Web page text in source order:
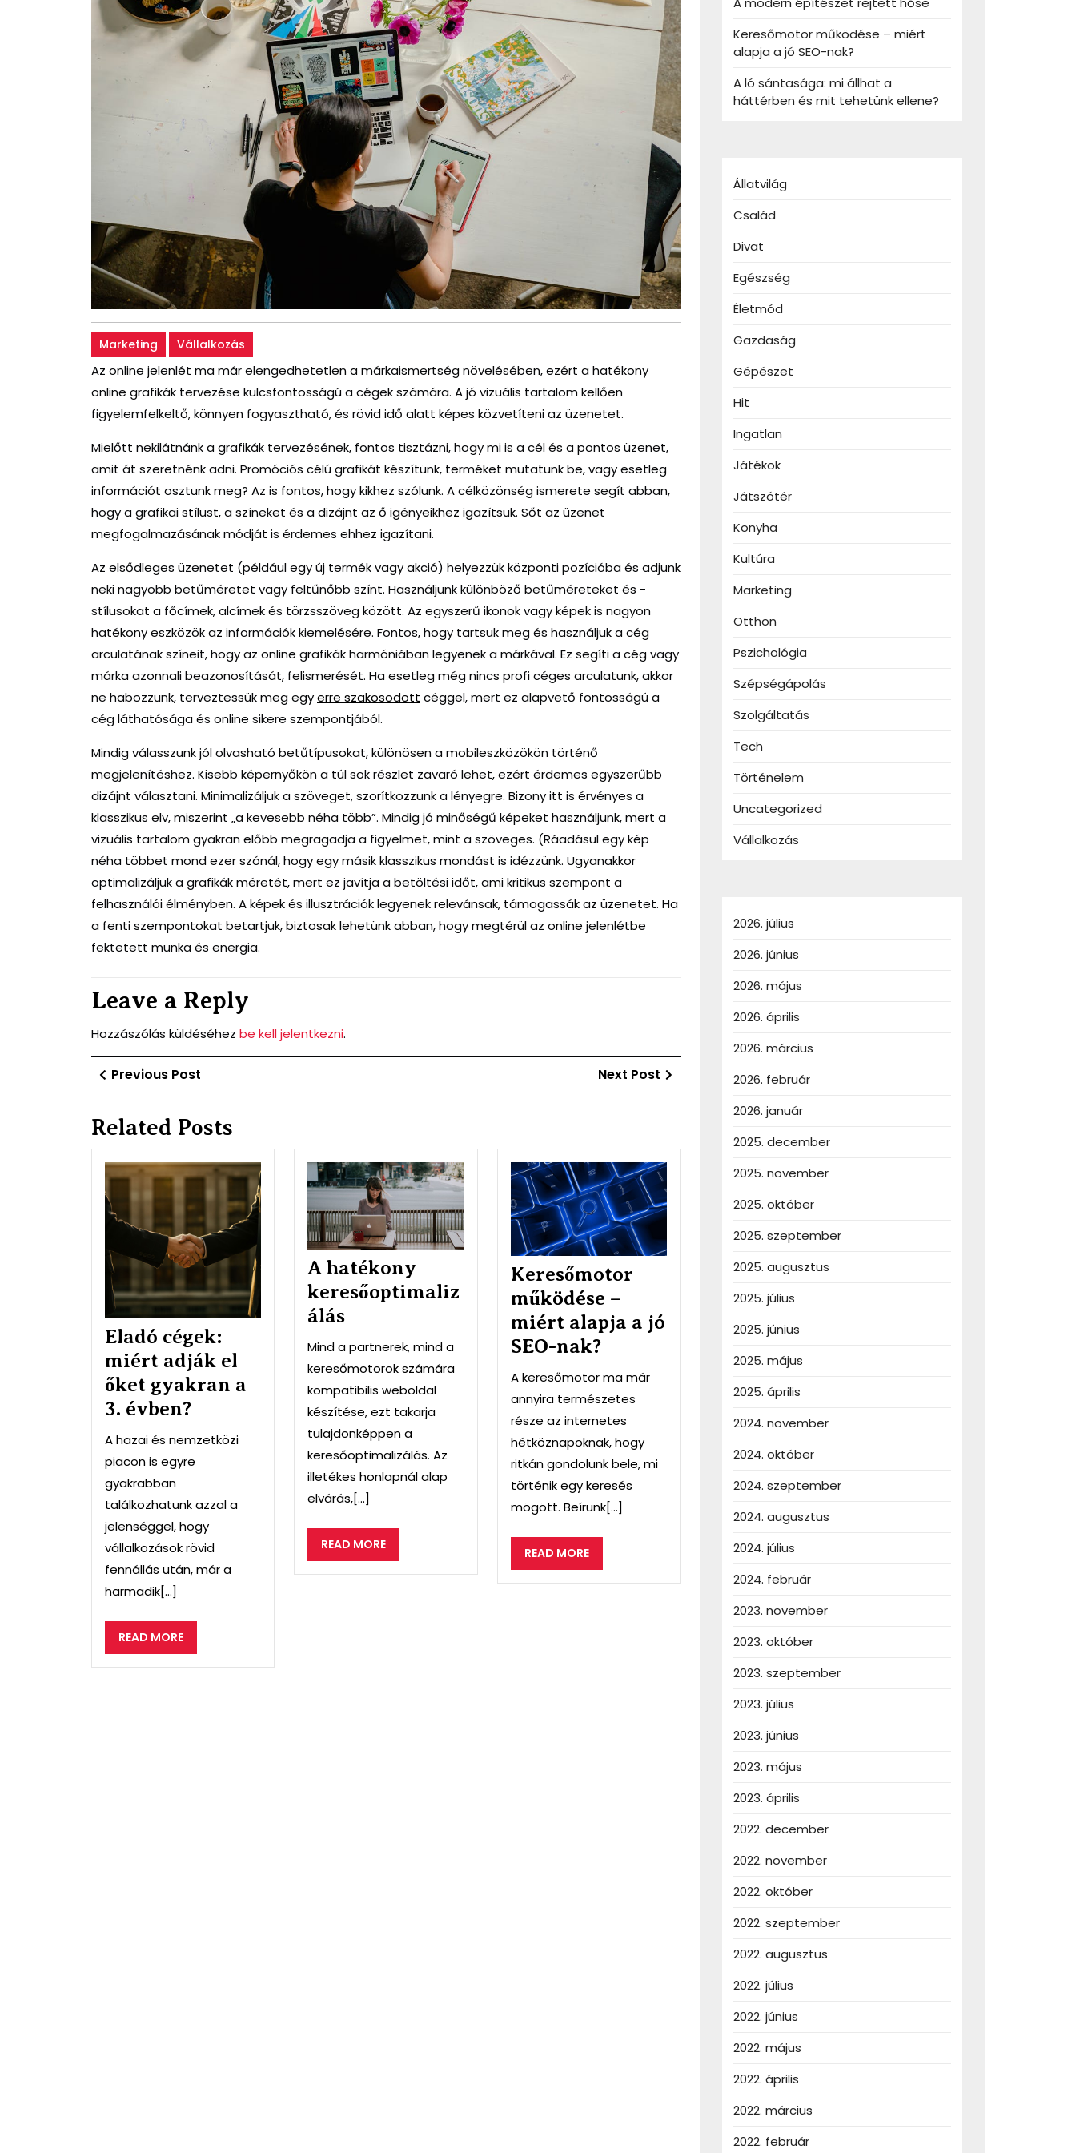
Marketing Vállalkozás
Az online jelenlét ma már elengedhetetlen a márkaismertség növelésében, ezért a hatékony
online grafikák tervezése kulcsfontosságú a cégek számára. A jó vizuális tartalom kellően
figyelemfelkeltő, könnyen fogyasztható, és rövid idő alatt képes közvetíteni az üzenetet.
Mielőtt nekilátnánk a grafikák tervezésének, fontos tisztázni, hogy mi is a cél és a pontos üzenet,
amit át szeretnénk adni. Promóciós célú grafikát készítünk, terméket mutatunk be, vagy esetleg
információt osztunk meg? Az is fontos, hogy kikhez szólunk. A célközönség ismerete segít abban,
hogy a grafikai stílust, a színeket és a dizájnt az ő igényeikhez igazítsuk. Sőt az üzenet
megfogalmazásának módját is érdemes ehhez igazítani.
Az elsődleges üzenetet (például egy új termék vagy akció) helyezzük központi pozícióba és adjunk
neki nagyobb betűméretet vagy feltűnőbb színt. Használjunk különböző betűméreteket és -
stílusokat a főcímek, alcímek és törzsszöveg között. Az egyszerű ikonok vagy képek is nagyon
hatékony eszközök az információk kiemelésére. Fontos, hogy tartsuk meg és használjuk a cég
arculatának színeit, hogy az online grafikák harmóniában legyenek a márkával. Ez segíti a cég vagy
márka azonnali beazonosítását, felismerését. Ha esetleg még nincs profi céges arculatunk, akkor
ne habozzunk, terveztessük meg egyerre szakosodott céggel, mert ez alapvető fontosságú a
cég láthatósága és online sikere szempontjából.
Mindig válasszunk jól olvasható betűtípusokat, különösen a mobileszközökön történő
megjelenítéshez. Kisebb képernyőkön a túl sok részlet zavaró lehet, ezért érdemes egyszerűbb
dizájnt választani. Minimalizáljuk a szöveget, szorítkozzunk a lényegre. Bizony itt is érvényes a
klasszikus elv, miszerint „a kevesebb néha több”. Mindig jó minőségű képeket használjunk, mert a
vizuális tartalom gyakran előbb megragadja a figyelmet, mint a szöveges. (Ráadásul egy kép
néha többet mond ezer szónál, hogy egy másik klasszikus mondást is idézzünk. Ugyanakkor
optimalizáljuk a grafikák méretét, mert ez javítja a betöltési időt, ami kritikus szempont a
felhasználói élményben. A képek és illusztrációk legyenek relevánsak, támogassák az üzenetet. Ha
a fenti szempontokat betartjuk, biztosak lehetünk abban, hogy megtérül az online jelenlétbe
fektetett munka és energia.
Leave a Reply
Hozzászólás küldéséhez be kell jelentkezni.
Bejegyzés
navigáció
Previous Post
Post
Next Post
Post
Related Posts
Eladó
cégek:
miért
gyakran
Eladó cégek:
miért adják el
őket gyakran a
3. évben?
A hazai és nemzetközi
piacon is egyre
gyakrabban
találkozhatunk azzal a
jelenséggel, hogy
vállalkozások rövid
fennállás után, már a
harmadik[...]
READ MOREREAD
MORE
A
hatékony
keresőoptimalizálás
A hatékony
keresőoptimaliz
álás
Mind a partnerek, mind a
keresőmotorok számára
kompatibilis weboldal
készítése, ezt takarja
tulajdonképpen a
keresőoptimalizálás. Az
illetékes honlapnál alap
elvárás,[...]
READ MOREREAD
MORE
Keresőmotor
működése
–
alapja
a
Keresőmotor
működése –
miért alapja a jó
SEO-nak?
A keresőmotor ma már
annyira természetes
része az internetes
hétköznapoknak, hogy
ritkán gondolunk bele, mi
történik egy keresés
mögött. Beírunk[...]
READ MOREREAD
MORE
Keresőmotor működése – miért
alapja a jó SEO-nak?
A ló sántasága: mi állhat a
háttérben és mit tehetünk ellene?
Állatvilág
Család
Divat
Egészség
Életmód
Gazdaság
Gépészet
Hit
Ingatlan
Játékok
Játszótér
Konyha
Kultúra
Marketing
Otthon
Pszichológia
Szépségápolás
Szolgáltatás
Tech
Történelem
Uncategorized
Vállalkozás
2026. július
2026. június
2026. május
2026. április
2026. március
2026. február
2026. január
2025. december
2025. november
2025. október
2025. szeptember
2025. augusztus
2025. július
2025. június
2025. május
2025. április
2024. november
2024. október
2024. szeptember
2024. augusztus
2024. július
2024. február
2023. november
2023. október
2023. szeptember
2023. július
2023. június
2023. május
2023. április
2022. december
2022. november
2022. október
2022. szeptember
2022. augusztus
2022. július
2022. június
2022. május
2022. április
2022. március
2022. február